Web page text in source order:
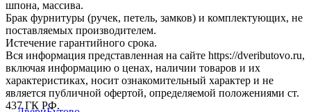
шпона, массива.
Брак фурнитуры (ручек, петель, замков) и комплектующих, не
поставляемых производителем.
Истечение гарантийного срока.
Вся информация представленная на сайте https://dveributovo.ru,
включая информацию о ценах, наличии товаров и их
характеристиках, носит ознакомительный характер и не
является публичной офертой, определяемой положениями ст.
437 ГК РФ.